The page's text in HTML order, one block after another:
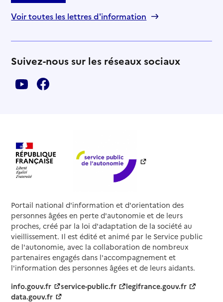
Voir toutes les lettres d'information
Suivez-nous sur les réseaux sociaux
Portail national d'information et d'orientation des
personnes âgées en perte d'autonomie et de leurs
proches, créé par la loi d'adaptation de la société au
vieillissement. Il est édité et animé par le Service public
de l'autonomie, avec la collaboration de nombreux
partenaires engagés dans l'accompagnement et
l'information des personnes âgées et de leurs aidants.
info.gouv.fr
service-public.fr
legifrance.gouv.fr
data.gouv.fr